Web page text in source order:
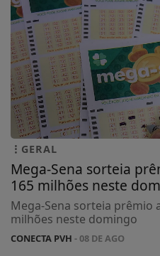
GERAL
Mega-Sena sorteia
165 milhões neste
Mega-Sena sorteia prêmio
milhões neste domingo
CONECTA PVH - 08 DE AGO